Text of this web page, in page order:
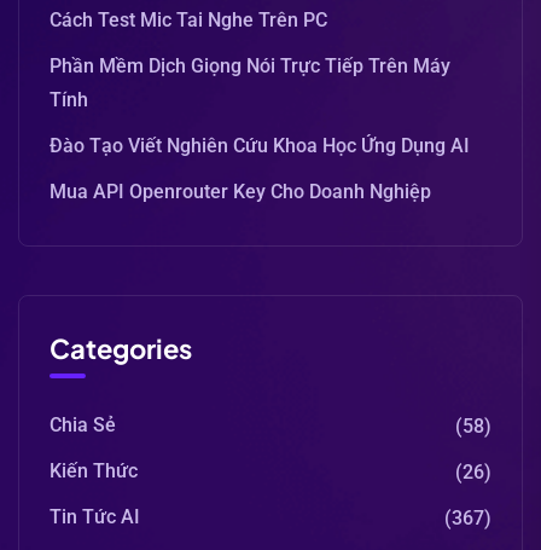
Cách Test Mic Tai Nghe Trên PC
Phần Mềm Dịch Giọng Nói Trực Tiếp Trên Máy
Tính
Đào Tạo Viết Nghiên Cứu Khoa Học Ứng Dụng AI
Mua API Openrouter Key Cho Doanh Nghiệp
Categories
Chia Sẻ
(58)
Kiến Thức
(26)
Tin Tức AI
(367)